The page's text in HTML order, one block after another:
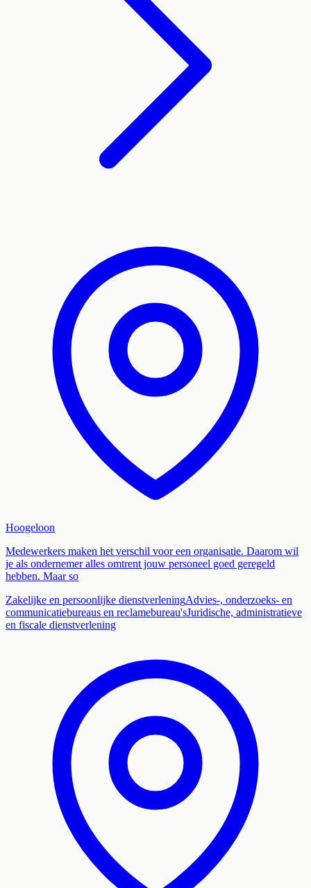
Hoogeloon
Medewerkers maken het verschil voor een organisatie. Daarom wil
je als ondernemer alles omtrent jouw personeel goed geregeld
hebben. Maar so
Zakelijke en persoonlijke dienstverleningAdvies-, onderzoeks- en
communicatiebureaus en reclamebureau'sJuridische, administratieve
en fiscale dienstverlening